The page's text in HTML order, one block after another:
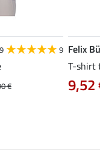
9
€
Felix
T-shirt
9,52